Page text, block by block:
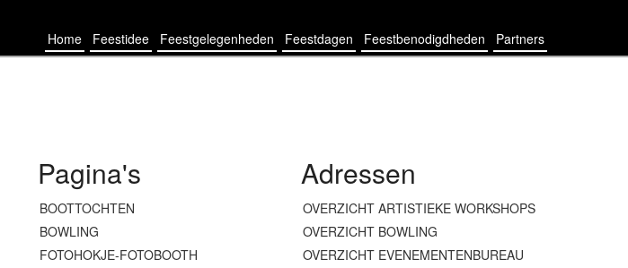
Home Feestidee Feestgelegenheden Feestdagen Feestbenodigdheden Partners
Pagina's
BOOTTOCHTEN
BOWLING
FOTOHOKJE-FOTOBOOTH
Adressen
OVERZICHT ARTISTIEKE WORKSHOPS
OVERZICHT BOWLING
OVERZICHT EVENEMENTENBUREAU